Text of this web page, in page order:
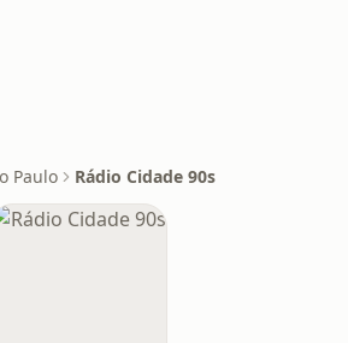
Paulo Rádio Cidade 90s